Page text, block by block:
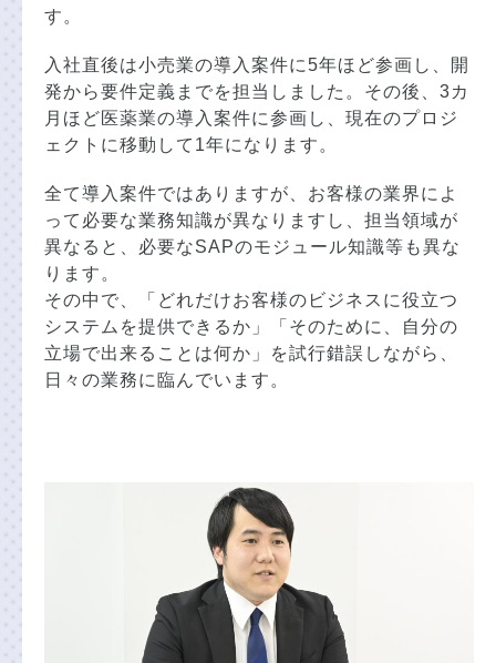
す。
入社直後は小売業の導入案件に5年ほど参画し、開
発から要件定義までを担当しました。その後、3カ
月ほど医薬業の導入案件に参画し、現在のプロジ
ェクトに移動して1年になります。
全て導入案件ではありますが、お客様の業界によ
って必要な業務知識が異なりますし、担当領域が
異なると、必要なSAPのモジュール知識等も異な
ります。
その中で、「どれだけお客様のビジネスに役立つ
システムを提供できるか」「そのために、自分の
立場で出来ることは何か」を試行錯誤しながら、
日々の業務に臨んでいます。